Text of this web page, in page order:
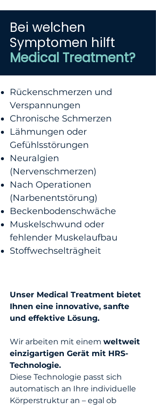
Bei welchen
Symptomen hilft
Medical Treatment?
Rückenschmerzen und
Verspannungen
Chronische Schmerzen
Lähmungen oder
Gefühlsstörungen
Neuralgien
(Nervenschmerzen)
Nach Operationen
(Narbenentstörung)
Beckenbodenschwäche
Muskelschwund oder
fehlender Muskelaufbau
Stoffwechselträgheit
Unser Medical Treatment bietet
Ihnen eine innovative, sanfte
und effektive Lösung.
Wir arbeiten mit einem weltweit
einzigartigen Gerät mit HRS-
Technologie.
Diese Technologie passt sich
automatisch an Ihre individuelle
Körperstruktur an – egal ob